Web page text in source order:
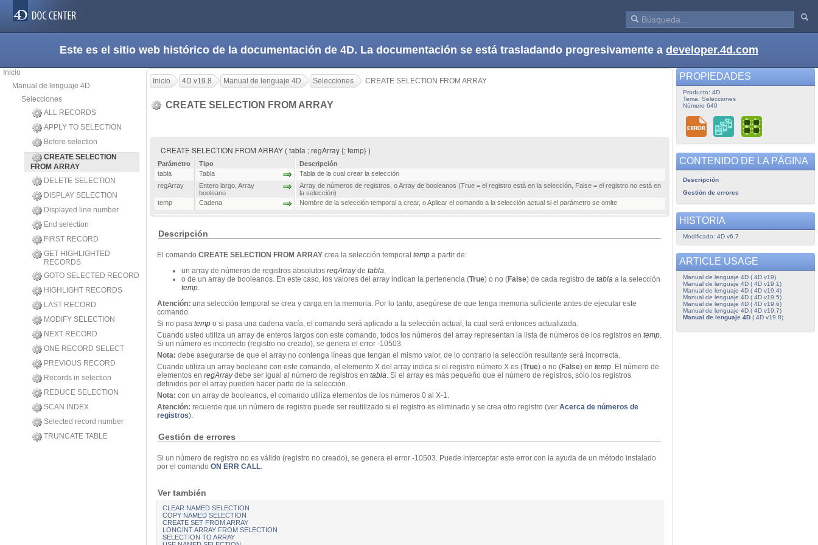
Este es el sitio web histórico de la documentación de 4D. La documentación se está trasladando progresivamente a developer.4d.com
Inicio
Manual de lenguaje 4D
Selecciones
ALL RECORDS
APPLY TO SELECTION
Before selection
CREATE SELECTION
FROM ARRAY
DELETE SELECTION
DISPLAY SELECTION
Displayed line number
End selection
FIRST RECORD
GET HIGHLIGHTED
RECORDS
GOTO SELECTED RECORD
HIGHLIGHT RECORDS
LAST RECORD
MODIFY SELECTION
NEXT RECORD
ONE RECORD SELECT
PREVIOUS RECORD
Records in selection
REDUCE SELECTION
SCAN INDEX
Selected record number
TRUNCATE TABLE
Inicio 4D v19.8 Manual de lenguaje 4D Selecciones CREATE SELECTION FROM ARRAY
CREATE SELECTION FROM ARRAY
CREATE SELECTION FROM ARRAY ( tabla ; regArray {; temp} )
Parámetro Tipo
Descripción
tabla
Tabla
Tabla de la cual crear la selección
regArray
Entero largo Array
booleano
Array de números de registros, o Array de booleanos (True = el registro está en la selección, False = el registro no está en
la selección)
temp
Cadena Nombre de la selección temporal a crear, o Aplicar el comando a la selección actual si el parámetro se omite
Descripción
El comando CREATE SELECTION FROM ARRAY crea la selección temporal temp a partir de:
un array de números de registros absolutos regArrayde tabla,
o de un array de booleanos. En este caso, los valores del array indican la pertenencia (True) o no (False) de cada registro de tabla a la selección
temp.
Atención: una selección temporal se crea y carga en la memoria. Por lo tanto, asegúrese de que tenga memoria suficiente antes de ejecutar este
comando.
Si no pasa temp o si pasa una cadena vacía, el comando será aplicado a la selección actual, la cual será entonces actualizada.
Cuando usted utiliza un array de enteros largos con este comando, todos los números del array representan la lista de números de los registros en temp.
Si un número es incorrecto (registro no creado), se genera el error -10503.
Nota: debe asegurarse de que el array no contenga líneas que tengan el mismo valor, de lo contrario la selección resultante será incorrecta.
Cuando utiliza un array booleano con este comando, el elemento X del array indica si el registro número X es (True) o no (False) en temp. El número de
elementos en regArraydebe ser igual al número de registros en tabla. Si el array es más pequeño que el número de registros, sólo los registros
definidos por el array pueden hacer parte de la selección.
Nota: con un array de booleanos, el comando utiliza elementos de los números 0 al X-1.
Atención: recuerde que un número de registro puede ser reutilizado si el registro es eliminado y se crea otro registro (ver Acerca de números de
registros).
Gestión de errores
Si un número de registro no es válido (registro no creado), se genera el error -10503. Puede interceptar este error con la ayuda de un método instalado
por el comando ON ERR CALL
Ver también
CLEAR NAMED SELECTION
COPY NAMED SELECTION
CREATE SET FROM ARRAY
LONGINT ARRAY FROM SELECTION
SELECTION TO ARRAY
PROPIEDADES
Producto: 4D
Tema: Selecciones
Número 640
CONTENIDO DE LA PÁGINA
Descripción
Gestión de errores
HISTORIA
Modificado: 4D v6.7
ARTICLE USAGE
Manual de lenguaje 4D ( 4D v19)
Manual de lenguaje 4D ( 4D v19.1)
Manual de lenguaje 4D ( 4D v19.4)
Manual de lenguaje 4D ( 4D v19.5)
Manual de lenguaje 4D ( 4D v19.6)
Manual de lenguaje 4D ( 4D v19.7)
Manual de lenguaje 4D( 4D v19.8)